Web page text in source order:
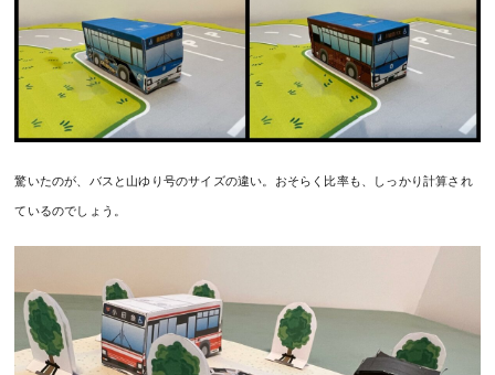
驚いたのが、バスと山ゆり号のサイズの違い。おそらく比率も、しっかり計算され
ているのでしょう。